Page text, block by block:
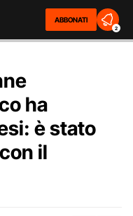
ABBONATI
2
ha
è stato
il